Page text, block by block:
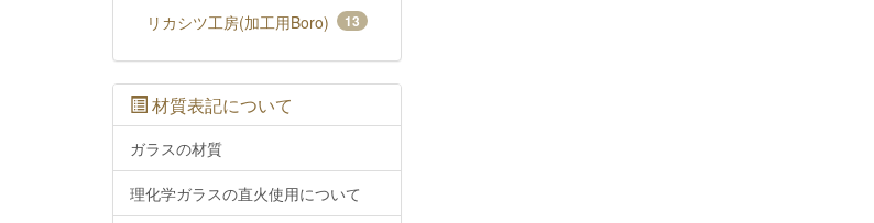
リカシツ工房(加工用Boro) 13
材質表記について
ガラスの材質
理化学ガラスの直火使用について